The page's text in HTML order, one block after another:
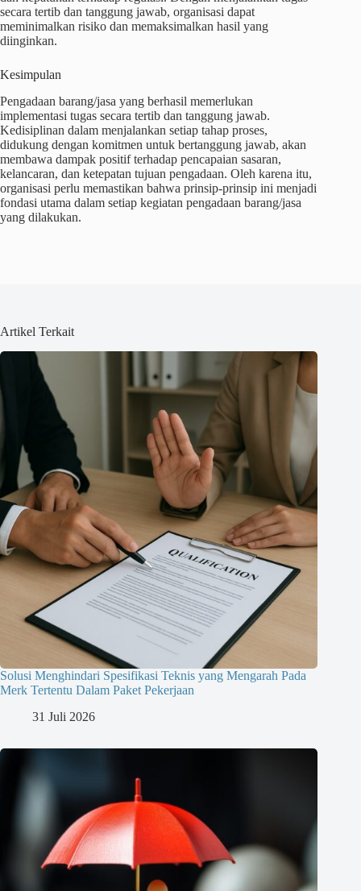
secara tertib dan tanggung jawab, organisasi dapat
meminimalkan risiko dan memaksimalkan hasil yang
diinginkan.
Kesimpulan
Pengadaan barang/jasa yang berhasil memerlukan
implementasi tugas secara tertib dan tanggung jawab.
Kedisiplinan dalam menjalankan setiap tahap proses,
didukung dengan komitmen untuk bertanggung jawab, akan
membawa dampak positif terhadap pencapaian sasaran,
kelancaran, dan ketepatan tujuan pengadaan. Oleh karena itu,
organisasi perlu memastikan bahwa prinsip-prinsip ini menjadi
fondasi utama dalam setiap kegiatan pengadaan barang/jasa
yang dilakukan.
Artikel Terkait
Solusi Menghindari Spesifikasi Teknis yang Mengarah Pada
Merk Tertentu Dalam Paket Pekerjaan
31 Juli 2026